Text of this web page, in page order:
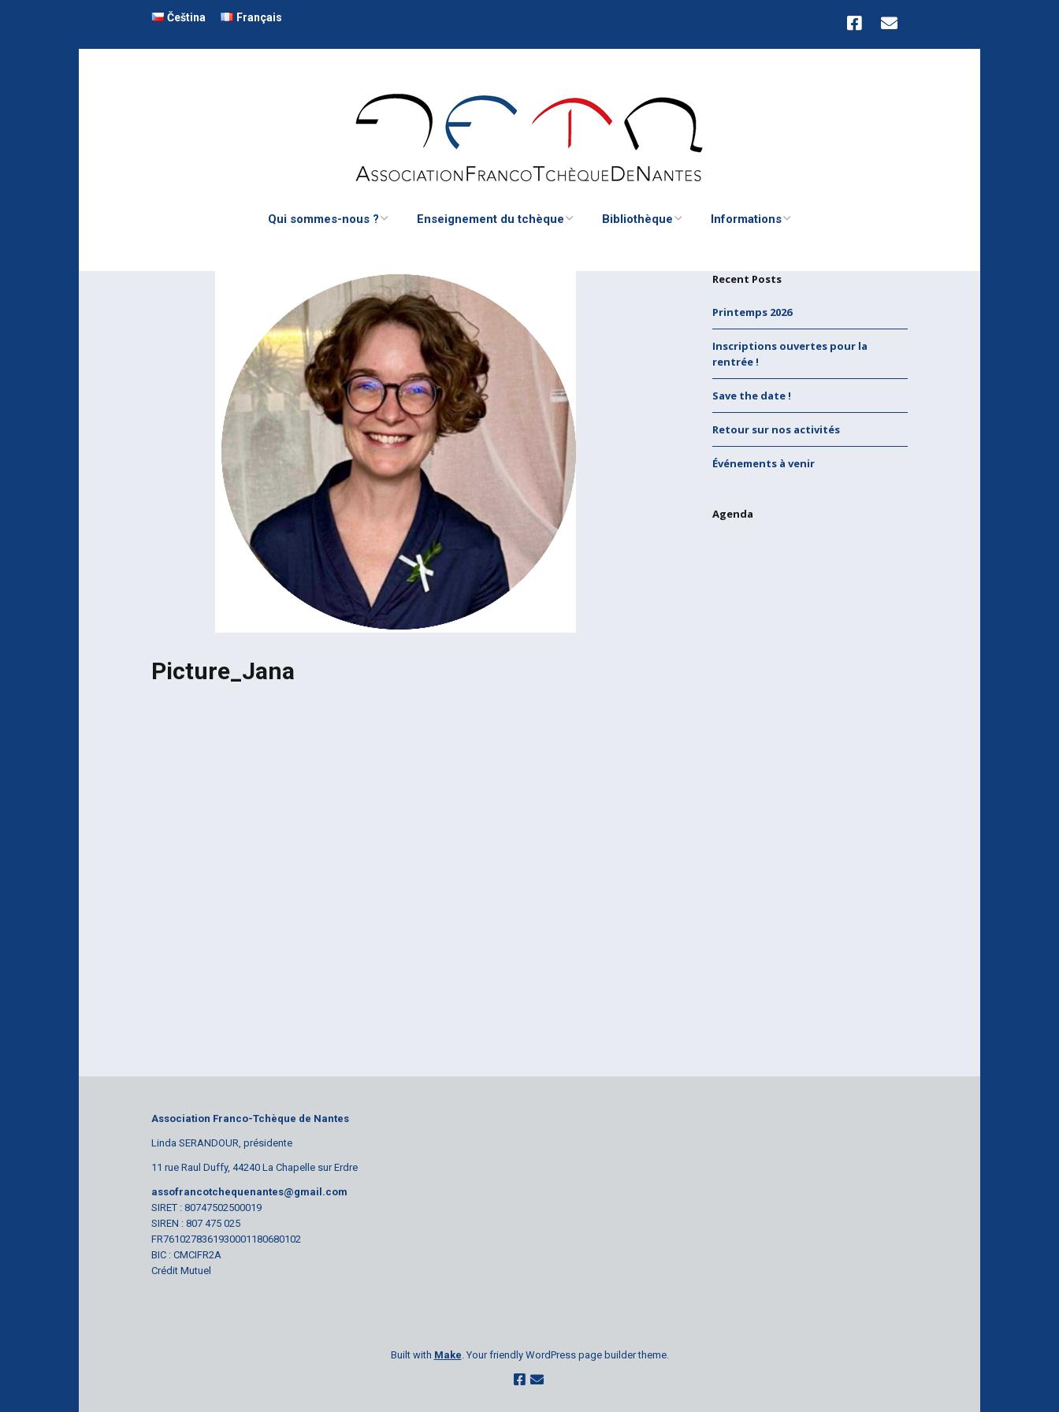
Čeština Français
Qui sommes-nous ?
L’équipe de l’AFTN
Ils ont écrit sur l’AFTN
Mécènes de l’AFTN
Devenir membre de
Enseignement du tchèque
École tchèque
Bibliothèque Informations
Liens vers d’autres
tchèques
Contact
Picture_Jana
Recent Posts
Printemps 2026
Inscriptions ouvertes pour la
rentrée !
Save the date !
Retour sur nos activités
Événements à venir
Agenda
Association Franco-Tchèque de Nantes
Linda SERANDOUR, présidente
11 rue Raul Duffy, 44240 La Chapelle sur Erdre
assofrancotchequenantes@gmail.com
SIRET : 80747502500019
SIREN : 807 475 025
FR7610278361930001180680102
BIC : CMCIFR2A
Crédit Mutuel
Built with Make. Your friendly WordPress page builder theme.